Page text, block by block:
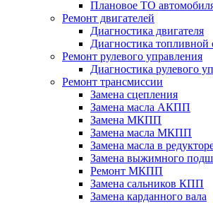
Плановое ТО
Ремонт двигателей
Диагностика двигателя
Диагностика топливной
Ремонт рулевого управления
Диагностика рулевого
Ремонт трансмиссии
Замена сцепления
Замена масла АКПП
Замена МКПП
Замена масла МКПП
Замена масла в
Замена выжимного
Ремонт МКПП
Замена сальников КПП
Замена карданного вала